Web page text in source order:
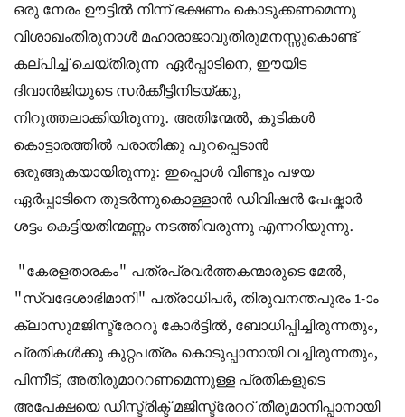
ഒരു നേരം ഊട്ടില്‍ നിന്ന് ഭക്ഷണം കൊടുക്കണമെന്നു
വിശാഖംതിരുനാള്‍ മഹാരാജാവുതിരുമനസ്സുകൊണ്ട്
കല്പിച്ച് ചെയ്തിരുന്ന ഏര്‍പ്പാടിനെ, ഈയിട
ദിവാന്‍ജിയുടെ സര്‍ക്കീട്ടിനിടയ്ക്കു,
നിറുത്തലാക്കിയിരുന്നു. അതിന്മേല്‍, കുടികള്‍
കൊട്ടാരത്തില്‍ പരാതിക്കു പുറപ്പെടാന്‍
ഒരുങ്ങുകയായിരുന്നു: ഇപ്പൊള്‍ വീണ്ടും പഴയ
ഏര്‍പ്പാടിനെ തുടര്‍ന്നുകൊള്ളാന്‍ ഡിവിഷന്‍ പേഷ്കാര്‍
ശട്ടം കെട്ടിയതിന്മണ്ണം നടത്തിവരുന്നു എന്നറിയുന്നു.
"കേരളതാരകം" പത്രപ്രവര്‍ത്തകന്മാരുടെ മേല്‍,
"സ്വദേശാഭിമാനി" പത്രാധിപര്‍, തിരുവനന്തപുരം 1-ാം
ക്ലാസുമജിസ്ട്രേററു കോര്‍ട്ടില്‍, ബോധിപ്പിച്ചിരുന്നതും,
പ്രതികള്‍ക്കു കുറ്റപത്രം കൊടുപ്പാനായി വച്ചിരുന്നതും,
പിന്നീട്, അതിരുമാററണമെന്നുള്ള പ്രതികളുടെ
അപേക്ഷയെ ഡിസ്ട്രിക്ട് മജിസ്ട്രേററ് തീരുമാനിപ്പാനായി